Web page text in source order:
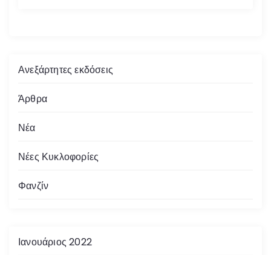
Ανεξάρτητες εκδόσεις
Άρθρα
Νέα
Νέες Κυκλοφορίες
Φανζίν
Ιανουάριος 2022